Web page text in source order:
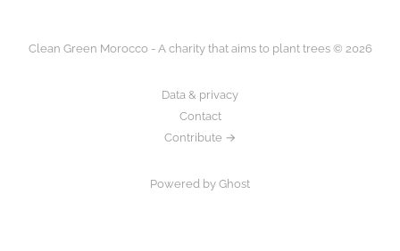
Clean Green Morocco - A charity that aims to plant trees © 2026
Data & privacy
Contact
Contribute →
Powered by Ghost